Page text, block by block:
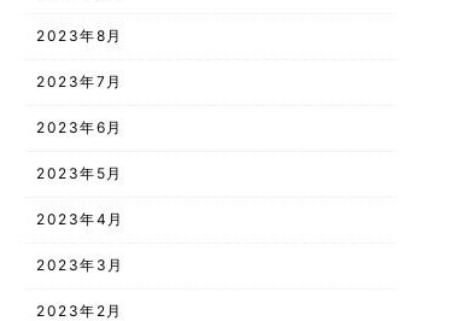
2023年8月
2023年7月
2023年6月
2023年5月
2023年4月
2023年3月
2023年2月